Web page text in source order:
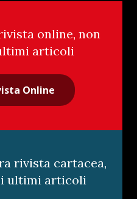
online, non
articoli
Online
rivista cartacea,
ultimi articoli